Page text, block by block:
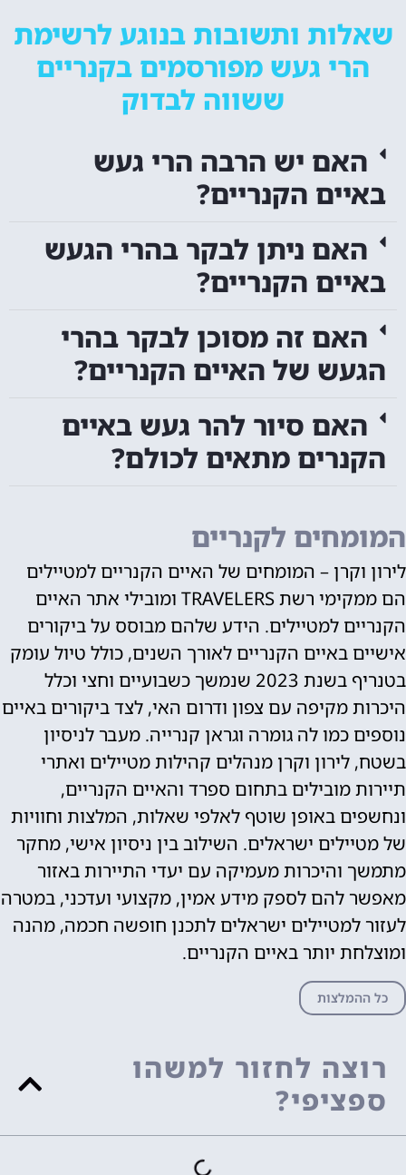
שאלות ותשובות בנוגע לרשימת
הרי געש מפורסמים בקנריים
ששווה לבדוק
האם יש הרבה הרי געש
באיים הקנריים?
האם ניתן לבקר בהרי הגעש
באיים הקנריים?
האם זה מסוכן לבקר בהרי
הגעש של האיים הקנריים?
האם סיור להר געש באיים
הקנרים מתאים לכולם?
המומחים לקנריים
לירון וקרן – המומחים של האיים הקנריים למטיילים
הם ממקימי רשת TRAVELERS ומובילי אתר האיים
הקנריים למטיילים. הידע שלהם מבוסס על ביקורים
אישיים באיים הקנריים לאורך השנים, כולל טיול עומק
בטנריף בשנת 2023 שנמשך כשבועיים וחצי וכלל
היכרות מקיפה עם צפון ודרום האי, לצד ביקורים באיים
נוספים כמו לה גומרה וגראן קנרייה. מעבר לניסיון
בשטח, לירון וקרן מנהלים קהילות מטיילים ואתרי
תיירות מובילים בתחום ספרד והאיים הקנריים,
ונחשפים באופן שוטף לאלפי שאלות, המלצות וחוויות
של מטיילים ישראלים. השילוב בין ניסיון אישי, מחקר
מתמשך והיכרות מעמיקה עם יעדי התיירות באזור
מאפשר להם לספק מידע אמין, מקצועי ועדכני, במטרה
לעזור למטיילים ישראלים לתכנן חופשה חכמה, מהנה
ומוצלחת יותר באיים הקנריים.
כל ההמלצות
רוצה לחזור למשהו
ספציפי?